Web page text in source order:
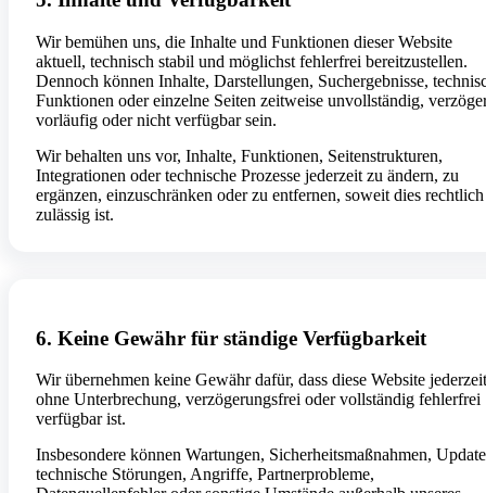
Wir bemühen uns, die Inhalte und Funktionen dieser Website
aktuell, technisch stabil und möglichst fehlerfrei bereitzustellen.
Dennoch können Inhalte, Darstellungen, Suchergebnisse,
Funktionen oder einzelne Seiten zeitweise unvollständig,
vorläufig oder nicht verfügbar sein.
Wir behalten uns vor, Inhalte, Funktionen, Seitenstrukturen,
Integrationen oder technische Prozesse jederzeit zu ändern, zu
ergänzen, einzuschränken oder zu entfernen, soweit dies rechtlich
zulässig ist.
6. Keine Gewähr für ständige Verfügbarkeit
Wir übernehmen keine Gewähr dafür, dass diese Website jederzeit
ohne Unterbrechung, verzögerungsfrei oder vollständig fehlerfrei
verfügbar ist.
Insbesondere können Wartungen, Sicherheitsmaßnahmen,
technische Störungen, Angriffe, Partnerprobleme,